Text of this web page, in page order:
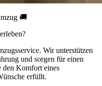
🚚
Wir unterstützen
und sorgen für einen
den Komfort eines
erfüllt.